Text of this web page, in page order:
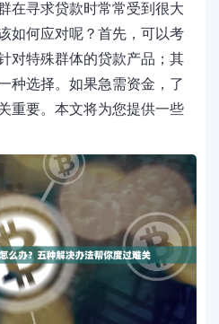
在寻求贷款时常常受到很大
如何应对呢？首先，可以考
对特殊群体的贷款产品；其
种选择。如果急需资金，了
重要。本文将为您提供一些